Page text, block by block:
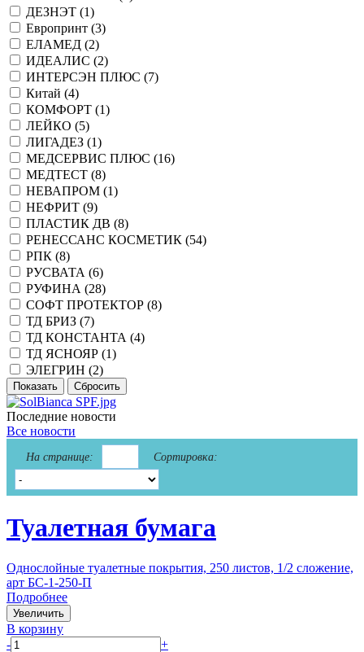
ДЕЗНЭТ (1)
Европринт (3)
ЕЛАМЕД (2)
ИДЕАЛИС (2)
ИНТЕРСЭН ПЛЮС (7)
Китай (4)
КОМФОРТ (1)
ЛЕЙКО (5)
ЛИГАДЕЗ (1)
МЕДСЕРВИС ПЛЮС (16)
МЕДТЕСТ (8)
НЕВАПРОМ (1)
НЕФРИТ (9)
ПЛАСТИК ДВ (8)
РЕНЕССАНС КОСМЕТИК (54)
РПК (8)
РУСВАТА (6)
РУФИНА (28)
СОФТ ПРОТЕКТОР (8)
ТД БРИЗ (7)
ТД КОНСТАНТА (4)
ТД ЯСНОЯР (1)
ЭЛЕГРИН (2)
Последние новости
Все новости
На странице: Сортировка:
Туалетная бумага
Однослойные туалетные покрытия, 250 листов, 1/2 сложение,
арт БС-1-250-П
Подробнее
Увеличить
В корзину
-
+